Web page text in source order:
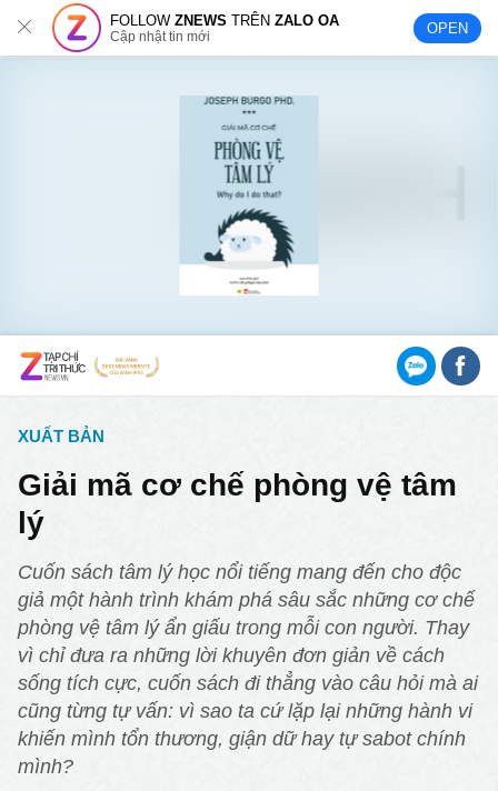
FOLLOWZNEWS TRÊNZALO OA
Cập nhật tin mới OPEN
XUẤT BẢN
Giải mã cơ chế phòng vệ tâm
lý
Cuốn sách tâm lý học nổi tiếng mang đến cho độc
giả một hành trình khám phá sâu sắc những cơ chế
phòng vệ tâm lý ẩn giấu trong mỗi con người. Thay
vì chỉ đưa ra những lời khuyên đơn giản về cách
sống tích cực, cuốn sách đi thẳng vào câu hỏi mà ai
cũng từng tự vấn: vì sao ta cứ lặp lại những hành vi
khiến mình tổn thương, giận dữ hay tự sabot chính
mình?